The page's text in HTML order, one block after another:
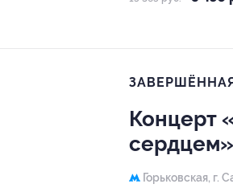
Концерт
Горьковская, г.